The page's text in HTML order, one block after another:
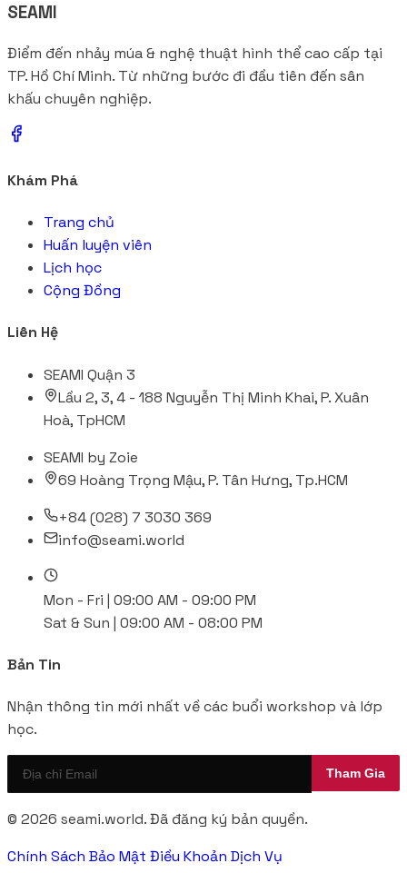
SEAMI
Điểm đến nhảy múa & nghệ thuật hình thể cao cấp tại
TP. Hồ Chí Minh. Từ những bước đi đầu tiên đến sân
khấu chuyên nghiệp.
Khám Phá
Trang chủ
Huấn luyện viên
Lịch học
Cộng Đồng
Liên Hệ
SEAMI Quận 3
Lầu 2, 3, 4 - 188 Nguyễn Thị Minh Khai, P. Xuân
Hoà, TpHCM
SEAMI by Zoie
69 Hoàng Trọng Mậu, P. Tân Hưng, Tp.HCM
+84 (028) 7 3030 369
info@seami.world
Mon - Fri | 09:00 AM - 09:00 PM
Sat & Sun | 09:00 AM - 08:00 PM
Bản Tin
Nhận thông tin mới nhất về các buổi workshop và lớp
học.
© 2026 seami.world. Đã đăng ký bản quyền.
Chính Sách Bảo Mật Điều Khoản Dịch Vụ